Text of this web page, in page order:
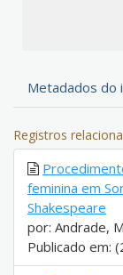
Metadados do
Registros
feminina em
Shakespeare
por: Andrade,
Publicado em: